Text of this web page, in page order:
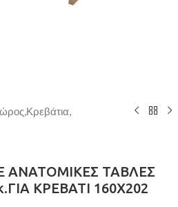
ΑΝΑΤΟΜIΚΕΣ ΤΑΒΛΕΣ
ΚΡΕΒΑΤΙ 160Χ202